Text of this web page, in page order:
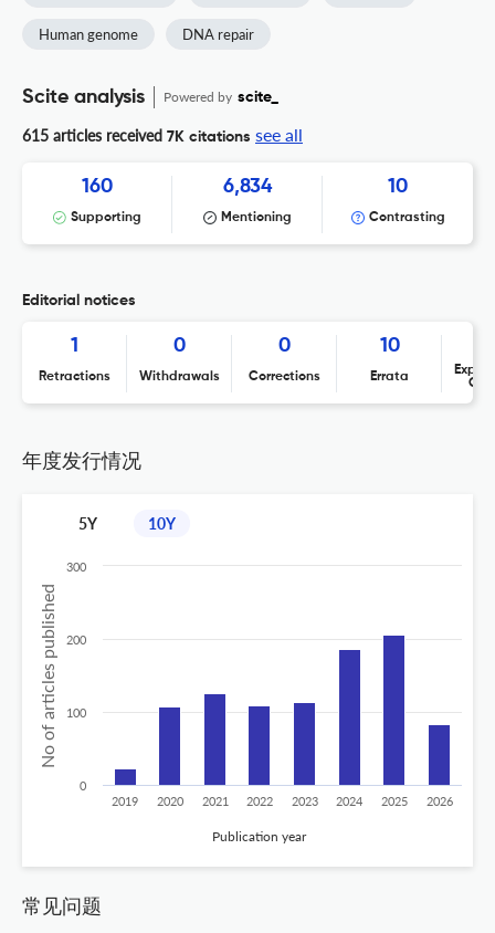
Human genome DNA repair
Scite analysis Powered by scite_
615 articles received 7K citations see all
160
Supporting
6,834
Mentioning
10
Contrasting
Editorial notices
1
Retractions
0
Withdrawals
0
Corrections
10
Errata
年度发行情况
5Y 10Y
No of articles published
Publication year
2019 2020 2021 2022 2023 2024 2025 2026
0
100
200
300
常见问题